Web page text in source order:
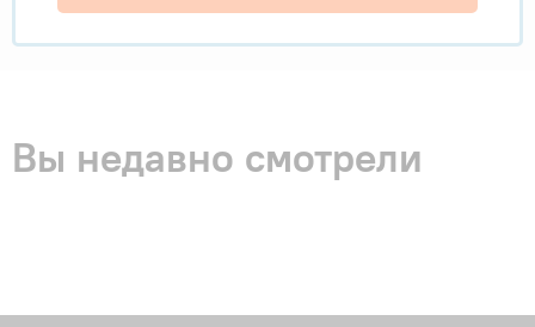
Вы недавно смотрели